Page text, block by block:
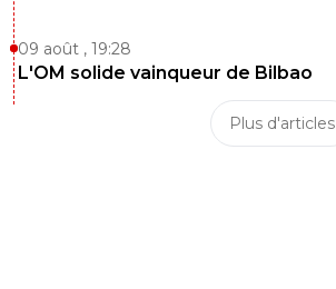
09 août , 19:28
L'OM solide vainqueur de Bilbao
Plus d'articles